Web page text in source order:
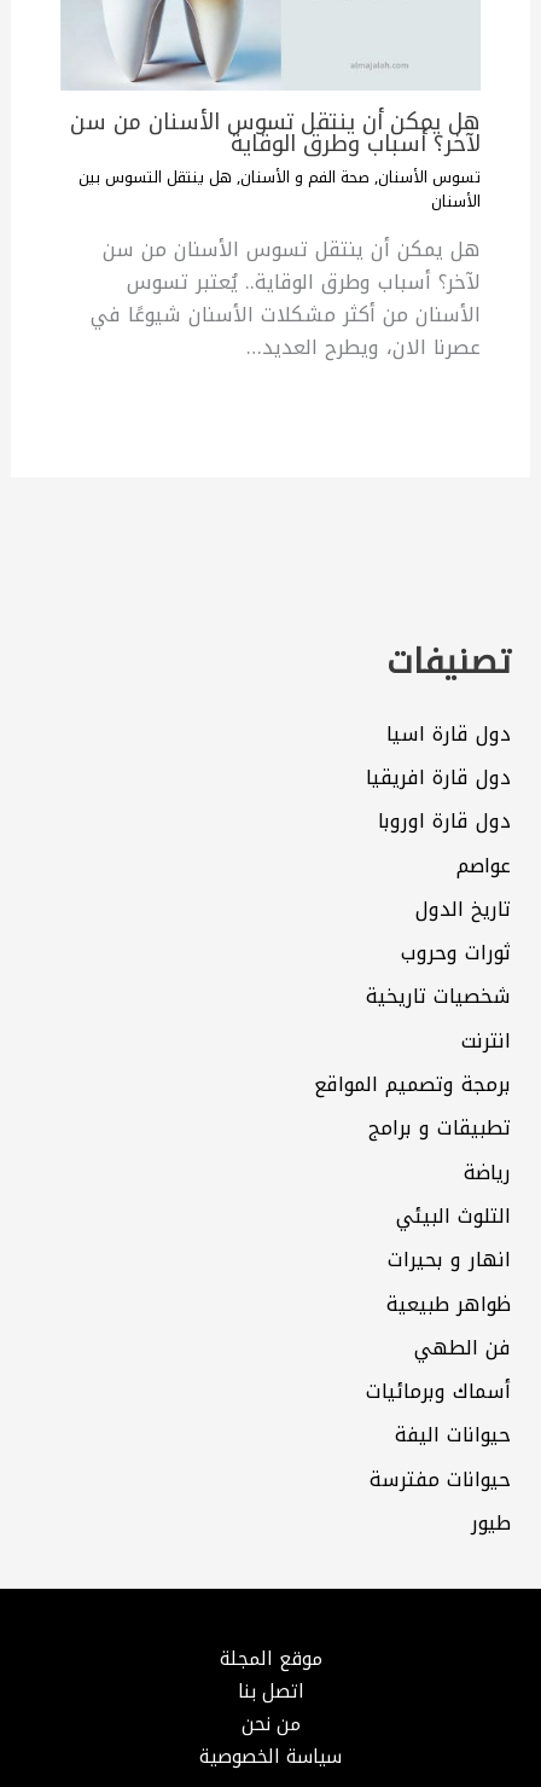
هل يمكن أن ينتقل تسوس الأسنان من سن
لآخر؟ أسباب وطرق الوقاية
تسوس الأسنان, صحة الفم و الأسنان, هل ينتقل التسوس بين
الأسنان
هل يمكن أن ينتقل تسوس الأسنان من سن
لآخر؟ أسباب وطرق الوقاية.. يُعتبر تسوس
الأسنان من أكثر مشكلات الأسنان شيوعًا في
عصرنا الان، ويطرح العديد…
تصنيفات
دول قارة اسيا
دول قارة افريقيا
دول قارة اوروبا
عواصم
تاريخ الدول
ثورات وحروب
شخصيات تاريخية
انترنت
برمجة وتصميم المواقع
تطبيقات و برامج
رياضة
التلوث البيئي
انهار و بحيرات
ظواهر طبيعية
فن الطهي
أسماك وبرمائيات
حيوانات اليفة
حيوانات مفترسة
طيور
موقع المجلة
اتصل بنا
من نحن
سياسة الخصوصية